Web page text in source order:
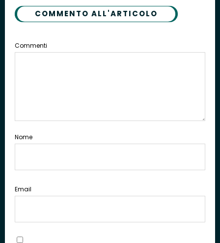
COMMENTO ALL'ARTICOLO
Commenti
Nome
Email